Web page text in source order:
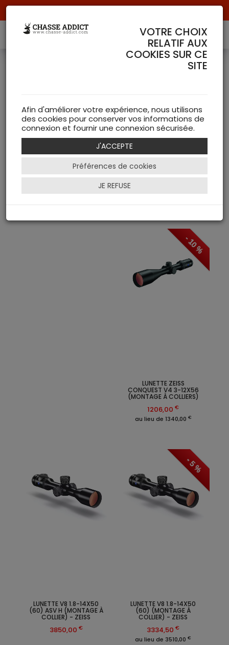
PRODUIT DE LA MARQUE
Accessoires (2)
Optiques (13)
Thermiques (2)
Lunettes & Points rouges (10)
Equipements de Chasse ZEISS
Amenagement du territoire (1)
- 10 %
LUNETTE ZEISS
CONQUEST V4 3-12X56
(MONTAGE À COLLIERS)
1206,00 €
au lieu de 1340,00 €
LUNETTE V8 1.8-14X50
(60) ASV H (MONTAGE À
COLLIER) - ZEISS
3850,00 €
- 5 %
LUNETTE V8 1.8-14X50
(60) (MONTAGE À
COLLIER) - ZEISS
3334,50 €
au lieu de 3510,00 €
VOTRE CHOIX
RELATIF AUX
COOKIES SUR CE
SITE
Afin d'améliorer votre expérience, nous utilisons
des cookies pour conserver vos informations de
connexion et fournir une connexion sécurisée.
J'ACCEPTE
Préférences de cookies
JE REFUSE